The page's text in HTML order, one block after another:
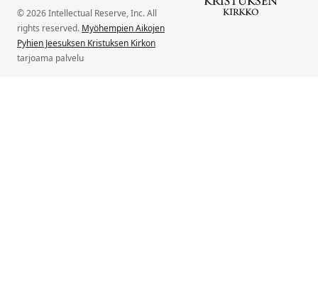
© 2026 Intellectual Reserve, Inc. All
rights reserved. Myöhempien Aikojen
Pyhien Jeesuksen Kristuksen Kirkon
tarjoama palvelu